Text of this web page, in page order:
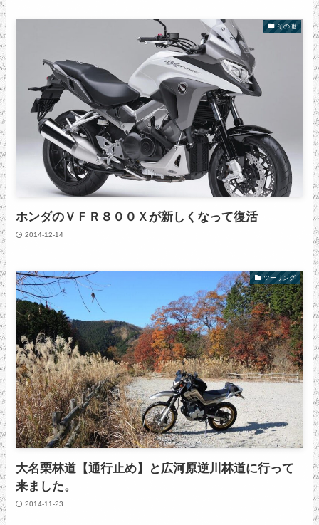
その他
ホンダのＶＦＲ８００Ｘが新しくなって復活
2014-12-14
ツーリング
大名栗林道【通行止め】と広河原逆川林道に行って
来ました。
2014-11-23